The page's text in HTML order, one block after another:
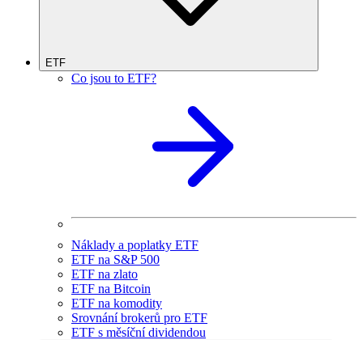
ETF
Co jsou to ETF?
Náklady a poplatky ETF
ETF na S&P 500
ETF na zlato
ETF na Bitcoin
ETF na komodity
Srovnání brokerů pro ETF
ETF s měsíční dividendou